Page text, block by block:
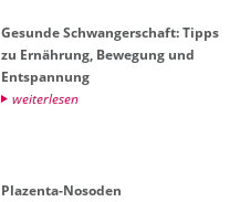
Ge­sun­de Schwan­ger­schaft: Tipps
zu Er­näh­rung, Be­we­gung und
Ent­span­nung
wei­ter­le­sen
Pla­zen­ta-No­so­den